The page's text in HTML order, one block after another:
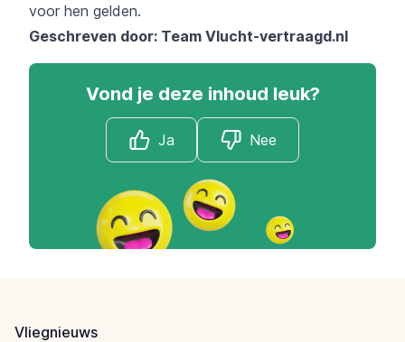
voor hen gelden.
Geschreven door: Team Vlucht-vertraagd.nl
Vond je deze inhoud leuk?
Ja Nee
Vliegnieuws